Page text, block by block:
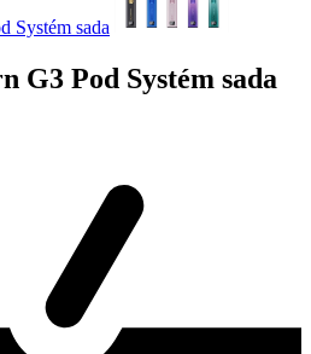
Systém sada
G3 Pod Systém sada